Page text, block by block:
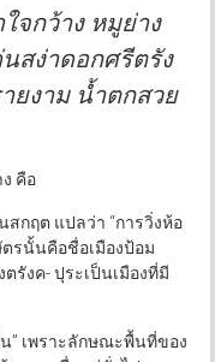
จกว้าง หมูย่าง
นสง่าดอกศรีตรัง
ยงาม น้ำตกสวย
คือ
สกฤต แปลว่า “การวิ่งห้อ
รนั้นคือชื่อเมืองป้อม
รังค- ปุระเป็นเมืองที่มี
” เพราะลักษณะพื้นที่ของ